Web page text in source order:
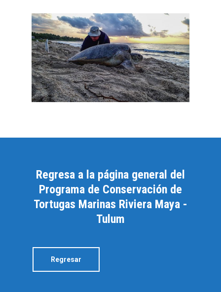
Regresa a la página general del
Programa de Conservación de
Tortugas Marinas Riviera Maya -
Tulum
Regresar